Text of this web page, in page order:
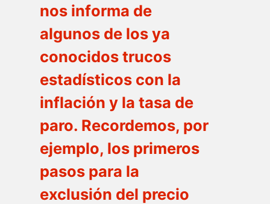
nos informa de
algunos de los ya
conocidos trucos
estadísticos con la
inflación y la tasa de
paro. Recordemos, por
ejemplo, los primeros
pasos para la
exclusión del precio